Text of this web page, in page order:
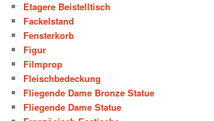
Etagere Beistelltisch
Fackelstand
Fensterkorb
Figur
Filmprop
Fleischbedeckung
Fliegende Dame Bronze Statue
Fliegende Dame Statue